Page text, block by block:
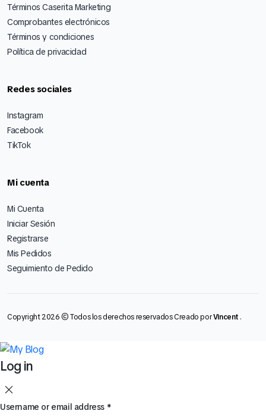
Términos Caserita Marketing
Comprobantes electrónicos
Términos y condiciones
Política de privacidad
Redes sociales
Instagram
Facebook
TikTok
Mi cuenta
Mi Cuenta
Iniciar Sesión
Registrarse
Mis Pedidos
Seguimiento de Pedido
Copyright 2026 © Todos los derechos reservados Creado porVincent .
Log in
Username or email address *